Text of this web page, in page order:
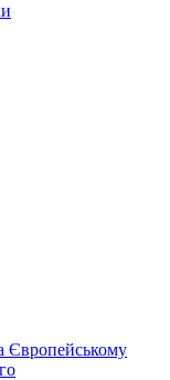
Європейському